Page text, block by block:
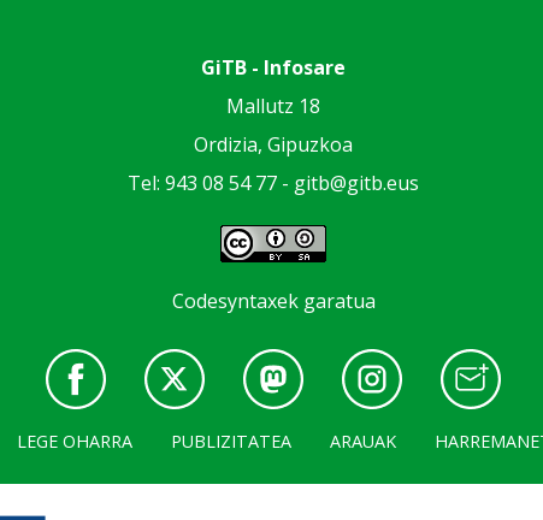
GiTB - Infosare
Mallutz 18
Ordizia, Gipuzkoa
Tel: 943 08 54 77 - gitb@gitb.eus
Codesyntaxek garatua
LEGE OHARRA PUBLIZITATEA ARAUAK